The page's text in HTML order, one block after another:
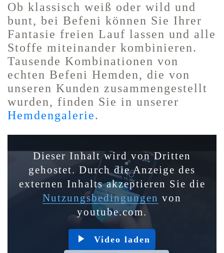
Ob klassisch weiß oder wild und
bunt, bei Befeni können Sie Ihrer
Fantasie freien Lauf lassen und alle
Stoffe miteinander kombinieren.
Tausende Kombinationen von
echten Befeni Hemden, die von
unseren Kunden zusammengestellt
wurden, finden Sie in unserer
Hemdengalerie.
Dieser Inhalt wird von Dritten
gehostet. Durch die Anzeige des
externen Inhalts akzeptieren Sie die
Nutzungsbedingungen von
youtube.com.
Video laden